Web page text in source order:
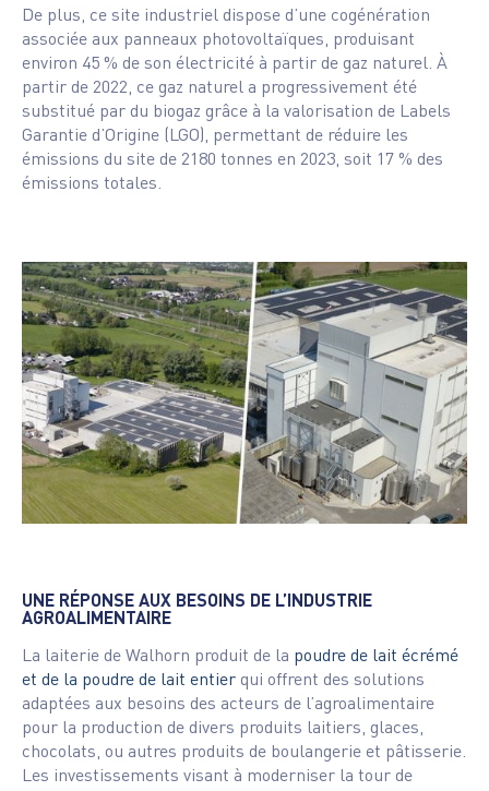
De plus, ce site industriel dispose d’une cogénération
associée aux panneaux photovoltaïques, produisant
environ 45 % de son électricité à partir de gaz naturel. À
partir de 2022, ce gaz naturel a progressivement été
substitué par du biogaz grâce à la valorisation de Labels
Garantie d’Origine (LGO), permettant de réduire les
émissions du site de 2180 tonnes en 2023, soit 17 % des
émissions totales.
UNE RÉPONSE AUX BESOINS DE L’INDUSTRIE
AGROALIMENTAIRE
La laiterie de Walhorn produit de la poudre de lait écrémé
et de la poudre de lait entier qui offrent des solutions
adaptées aux besoins des acteurs de l’agroalimentaire
pour la production de divers produits laitiers, glaces,
chocolats, ou autres produits de boulangerie et pâtisserie.
Les investissements visant à moderniser la tour de